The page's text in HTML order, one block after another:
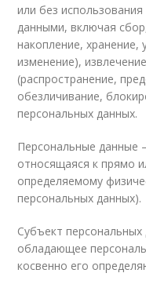
или без
данными, включая
накопление, хранение,
изменение),
(распространение,
обезличивание,
персональных данных.
Персональные данные
относящаяся к прямо
определяемому
персональных данных).
Субъект
обладающее
косвенно его